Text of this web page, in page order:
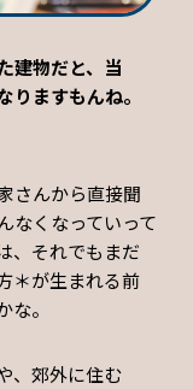
建物だと、当
ますもんね。
さんから直接聞
なくなっていって
、それでもまだ
＊が生まれる前
。
、郊外に住む